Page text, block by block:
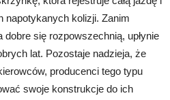
napotykanych kolizji. Zanim
się rozpowszechnią, upłynie
lat. Pozostaje nadzieja, że
producenci tego typu
swoje konstrukcje do ich